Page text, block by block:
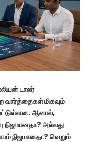
டாலர்
வார்த்தைகள் மிகவும்
ஆனால்,
நிஜமானதா? அல்லது
நிஜமானதா? வெறும்